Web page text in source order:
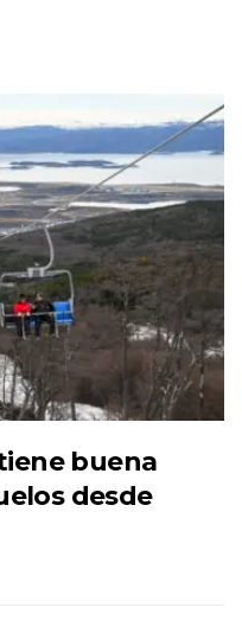
buena
desde